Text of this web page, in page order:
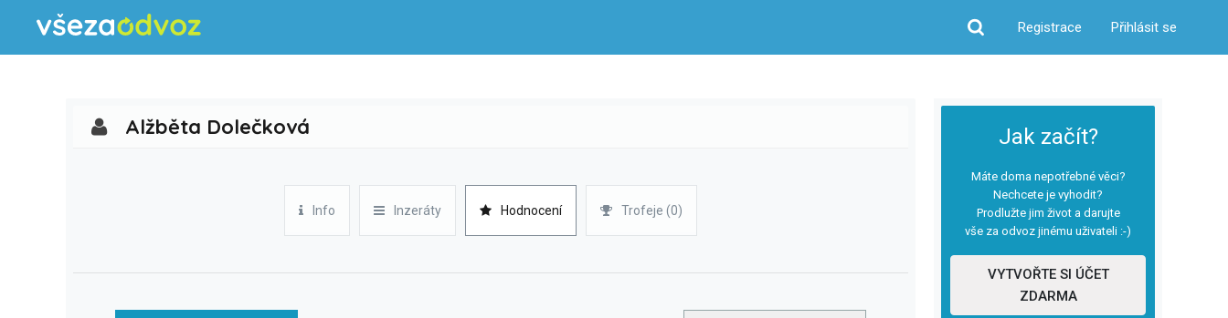
Hledat
Registrace Přihlásit se
Jak začít?
Máte doma nepotřebné věci?
Nechcete je vyhodit?
Prodlužte jim život a darujte
vše za odvoz jinému uživateli :-)
VYTVOŘTE SI ÚČET
ZDARMA
Alžběta Dolečková
Info Inzeráty Hodnocení Trofeje (0)